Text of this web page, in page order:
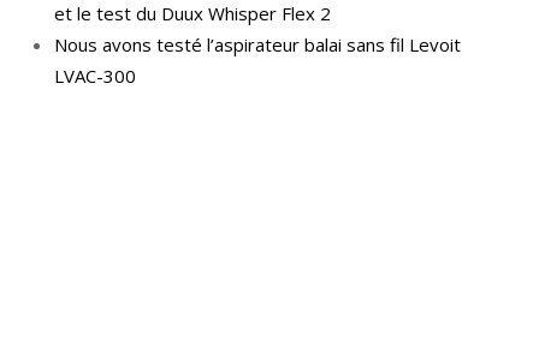
et le test du Duux Whisper Flex 2
Nous avons testé l’aspirateur balai sans fil Levoit
LVAC-300